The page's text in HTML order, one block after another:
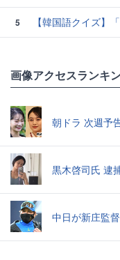
5
【韓国語クイズ】「잘 어
画像アクセスランキ
朝ドラ 次週予
黒木啓司氏 逮
中日が新庄監